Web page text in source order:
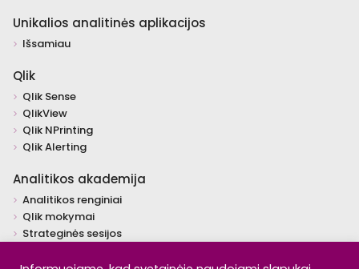
Unikalios analitinės aplikacijos
Išsamiau
Qlik
Qlik Sense
QlikView
Qlik NPrinting
Qlik Alerting
Analitikos akademija
Analitikos renginiai
Qlik mokymai
Strateginės sesijos